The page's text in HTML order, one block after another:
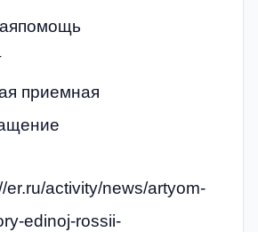
приемная
er.ru/activity/news/artyom-
edinoj-rossii-